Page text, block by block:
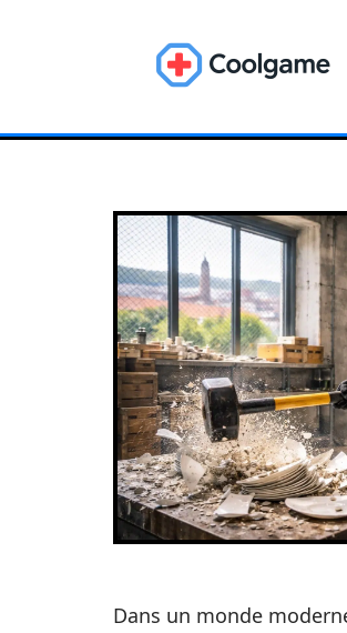
Dans un monde